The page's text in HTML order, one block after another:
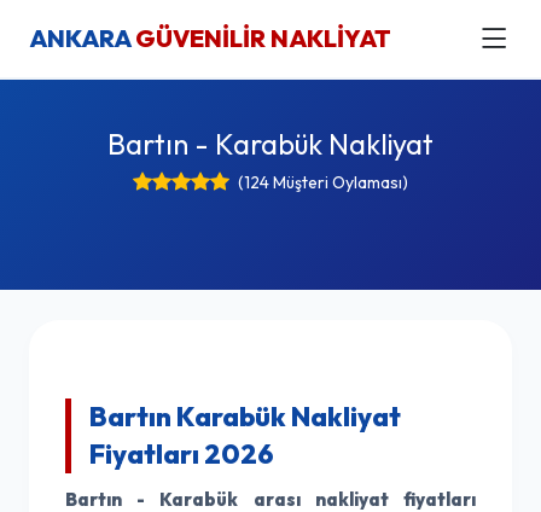
ANKARAGÜVENİLİR NAKLİYAT
Bartın - Karabük Nakliyat
(124 Müşteri Oylaması)
Bartın Karabük Nakliyat
Fiyatları 2026
Bartın - Karabük arası nakliyat fiyatları